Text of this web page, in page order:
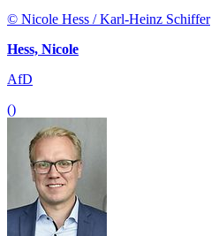
© Nicole Hess / Karl-Heinz Schiffer
Hess, Nicole
AfD
()